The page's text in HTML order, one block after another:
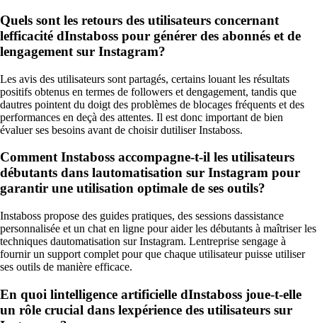
Quels sont les retours des utilisateurs concernant
lefficacité dInstaboss pour générer des abonnés et de
lengagement sur Instagram?
Les avis des utilisateurs sont partagés, certains louant les résultats
positifs obtenus en termes de followers et dengagement, tandis que
dautres pointent du doigt des problèmes de blocages fréquents et des
performances en deçà des attentes. Il est donc important de bien
évaluer ses besoins avant de choisir dutiliser Instaboss.
Comment Instaboss accompagne-t-il les utilisateurs
débutants dans lautomatisation sur Instagram pour
garantir une utilisation optimale de ses outils?
Instaboss propose des guides pratiques, des sessions dassistance
personnalisée et un chat en ligne pour aider les débutants à maîtriser les
techniques dautomatisation sur Instagram. Lentreprise sengage à
fournir un support complet pour que chaque utilisateur puisse utiliser
ses outils de manière efficace.
En quoi lintelligence artificielle dInstaboss joue-t-elle
un rôle crucial dans lexpérience des utilisateurs sur